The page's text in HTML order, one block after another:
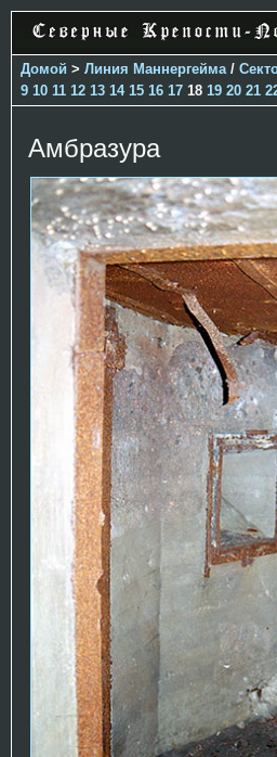
Домой > Линия Маннергейма /
9 10 11 12 13 14 15 16 17 18 19 20 21
Амбразура